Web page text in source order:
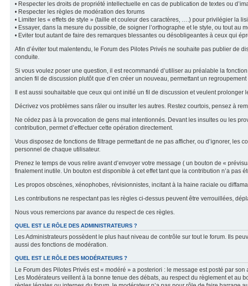
• Respecter les droits de propriété intellectuelle en cas de publication de textes ou
• Respecter les règles de modération des forums
• Limiter les « effets de style » (taille et couleur des caractères, ….) pour privilégier la
• Essayer, dans la mesure du possible, de soigner l’orthographe et le style, ou tout au
• Eviter tout autant de faire des remarques blessantes ou désobligeantes à ceux qui
Afin d’éviter tout malentendu, le Forum des Pilotes Privés ne souhaite pas publier de
conduite.
Si vous voulez poser une question, il est recommandé d’utiliser au préalable la
ancien fil de discussion plutôt que d’en créer un nouveau, permettant un
Il est aussi souhaitable que ceux qui ont initié un fil de discussion et veulent
Décrivez vos problèmes sans râler ou insulter les autres. Restez courtois, pensez à
Ne cédez pas à la provocation de gens mal intentionnés. Devant les insultes ou les
contribution, permet d’effectuer cette opération directement.
Vous disposez de fonctions de filtrage permettant de ne pas afficher, ou d’ignorer, les
personnel de chaque utilisateur.
Prenez le temps de vous relire avant d’envoyer votre message ( un bouton de «
finalement inutile. Un bouton est disponible à cet effet tant que la contribution n’a
Les propos obscènes, xénophobes, révisionnistes, incitant à la haine raciale ou
Les contributions ne respectant pas les règles ci-dessus peuvent être verrouillées,
Nous vous remercions par avance du respect de ces règles.
QUEL EST LE RÔLE DES ADMINISTRATEURS ?
Les Administrateurs possèdent le plus haut niveau de contrôle sur tout le forum. Ils
aussi des fonctions de modération.
QUEL EST LE RÔLE DES MODÉRATEURS ?
Le Forum des Pilotes Privés est « modéré » a posteriori : le message est posté par
Les Modérateurs veillent à la bonne tenue des débats, au respect du règlement et au